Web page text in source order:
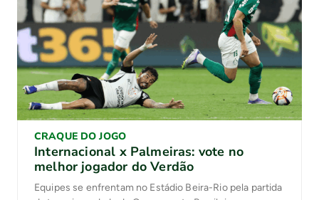
CRAQUE DO JOGO
Internacional x Palmeiras: vote no
melhor jogador do Verdão
Equipes se enfrentam no Estádio Beira-Rio pela partida